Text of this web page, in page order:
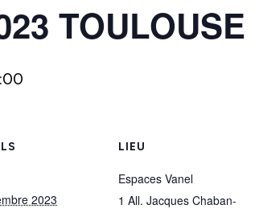
TOULOUSE
2023
LIEU
Espaces Vanel
1 All. Jacques Chaban-